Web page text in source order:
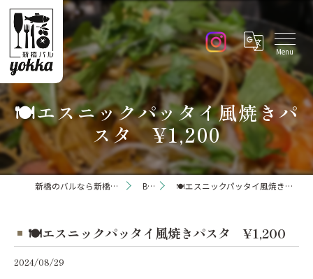
🍽️エスニックパッタイ風焼きパ
スタ ¥1,200
新橋のバルなら新橋バル yokka Blog 🍽️エスニックパッタイ風焼きパスタ ¥1,200
🍽️エスニックパッタイ風焼きパスタ ¥1,200
2024/08/29